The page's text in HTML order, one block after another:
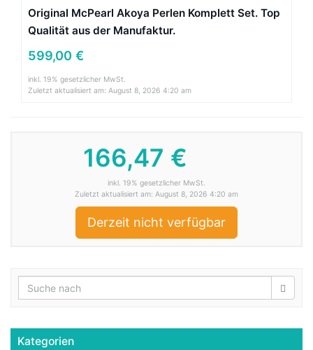
Original McPearl Akoya Perlen Komplett Set. Top
Qualität aus der Manufaktur.
599,00 €
inkl. 19% gesetzlicher MwSt.
Zuletzt aktualisiert am: August 8, 2026 4:20 am
166,47 €
inkl. 19% gesetzlicher MwSt.
Zuletzt aktualisiert am: August 8, 2026 4:20 am
Derzeit nicht verfügbar
Kategorien